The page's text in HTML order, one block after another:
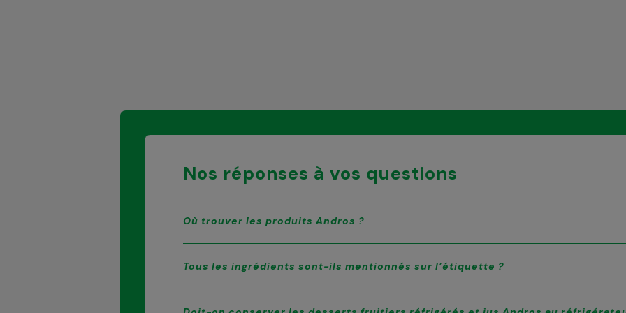
Nos réponses à vos questions
Où trouver les produits Andros ?
Tous les ingrédients sont-ils mentionnés sur l’étiquette ?